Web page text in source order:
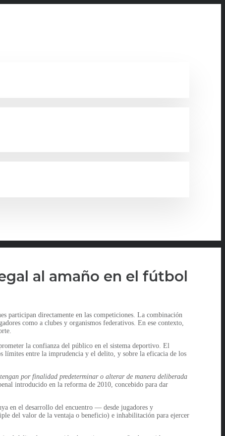
al amaño en el fútbol
participan directamente en las competiciones. La combinación
como a clubes y organismos federativos. En ese contexto,
la confianza del público en el sistema deportivo. El
límites entre la imprudencia y el delito, y sobre la eficacia de los
por finalidad predeterminar o alterar de manera deliberada
introducido en la reforma de 2010, concebido para dar
en el desarrollo del encuentro — desde jugadores y
del valor de la ventaja o beneficio) e inhabilitación para ejercer